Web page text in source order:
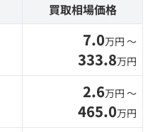
買取相場価格
7.0万円 〜
333.8万円
2.6万円 〜
465.0万円